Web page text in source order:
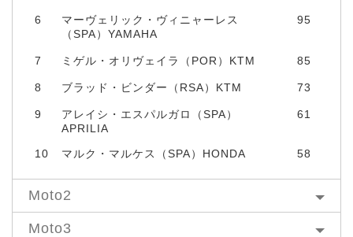
6
マーヴェリック・ヴィニャーレス
（SPA）YAMAHA
95
7 ミゲル・オリヴェイラ（POR）KTM 85
8 ブラッド・ビンダー（RSA）KTM 73
9
アレイシ・エスパルガロ（SPA）
APRILIA
61
10 マルク・マルケス（SPA）HONDA 58
Moto2
Moto3